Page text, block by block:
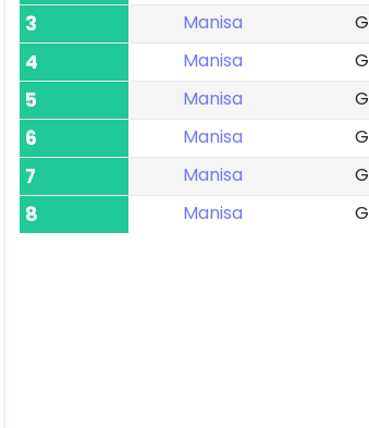
3 Manisa
4 Manisa
5 Manisa
6 Manisa
7 Manisa
8 Manisa